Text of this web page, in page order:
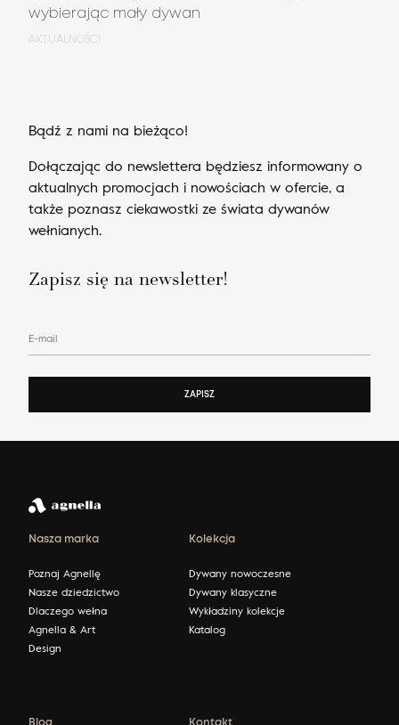
wybierając mały dywan
AKTUALNOŚCI
Bądź z nami na bieżąco!
Dołączając do newslettera będziesz informowany o
aktualnych promocjach i nowościach w ofercie, a
także poznasz ciekawostki ze świata dywanów
wełnianych.
Zapisz się na newsletter!
E-mail
ZAPISZ
Nasza marka
Poznaj Agnellę
Nasze dziedzictwo
Dlaczego wełna
Agnella & Art
Design
Kolekcja
Dywany nowoczesne
Dywany klasyczne
Wykładziny kolekcje
Katalog